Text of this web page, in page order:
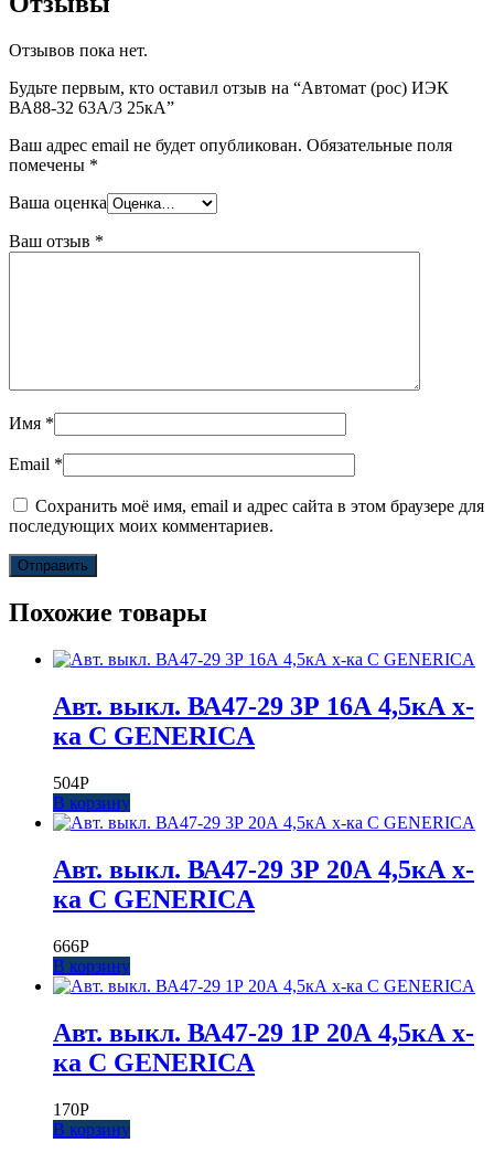
Отзывов пока нет.
Будьте первым, кто оставил отзыв на “Автомат (рос) ИЭК
ВА88-32 63А/3 25кА”
Ваш адрес email не будет опубликован. Обязательные поля
помечены *
Ваша оценка
Ваш отзыв *
Имя *
Email *
Сохранить моё имя, email и адрес сайта в этом браузере для
последующих моих комментариев.
Похожие товары
Авт. выкл. ВА47-29 3Р 16А 4,5кА х-
ка С GENERICA
504Р
В корзину
Авт. выкл. ВА47-29 3Р 20А 4,5кА х-
ка С GENERICA
666Р
В корзину
Авт. выкл. ВА47-29 1Р 20А 4,5кА х-
ка С GENERICA
170Р
В корзину